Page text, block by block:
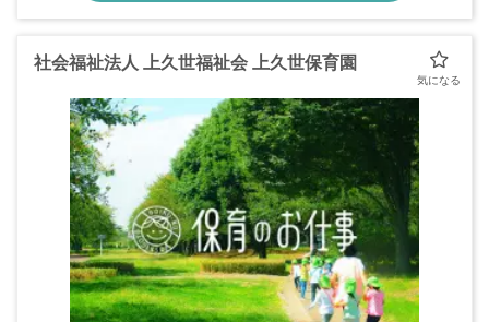
社会福祉法人 上久世福祉会 上久世保育園